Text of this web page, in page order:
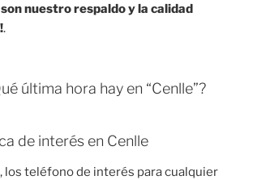
nuestro respaldo y la calidad
.
última hora hay en “Cenlle”?
de interés en Cenlle
los teléfono de interés para cualquier